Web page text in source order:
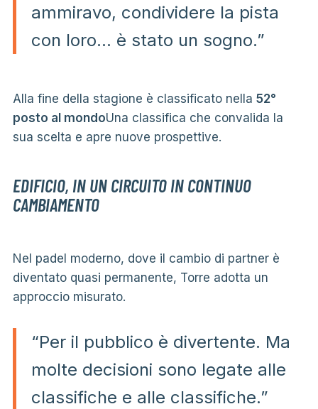
ammiravo, condividere la pista
con loro… è stato un sogno.”
Alla fine della stagione è classificato nella 52°
posto al mondoUna classifica che convalida la
sua scelta e apre nuove prospettive.
EDIFICIO, IN UN CIRCUITO IN CONTINUO
CAMBIAMENTO
Nel padel moderno, dove il cambio di partner è
diventato quasi permanente, Torre adotta un
approccio misurato.
“Per il pubblico è divertente. Ma
molte decisioni sono legate alle
classifiche e alle classifiche.”